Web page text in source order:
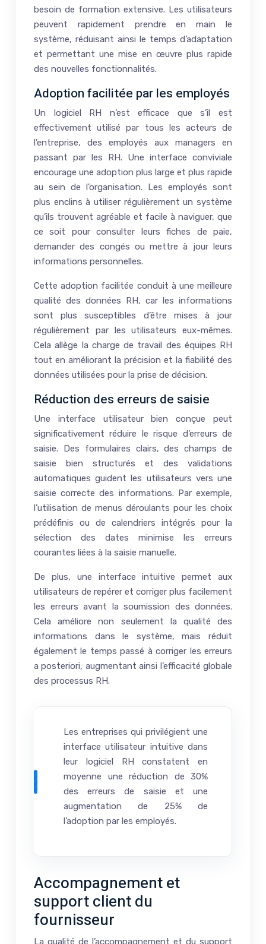
besoin de formation extensive. Les utilisateurs
peuvent rapidement prendre en main le
système, réduisant ainsi le temps d’adaptation
et permettant une mise en œuvre plus rapide
des nouvelles fonctionnalités.
Adoption facilitée par les employés
Un logiciel RH n’est efficace que s’il est
effectivement utilisé par tous les acteurs de
l’entreprise, des employés aux managers en
passant par les RH. Une interface conviviale
encourage une adoption plus large et plus rapide
au sein de l’organisation. Les employés sont
plus enclins à utiliser régulièrement un système
qu’ils trouvent agréable et facile à naviguer, que
ce soit pour consulter leurs fiches de paie,
demander des congés ou mettre à jour leurs
informations personnelles.
Cette adoption facilitée conduit à une meilleure
qualité des données RH, car les informations
sont plus susceptibles d’être mises à jour
régulièrement par les utilisateurs eux-mêmes.
Cela allège la charge de travail des équipes RH
tout en améliorant la précision et la fiabilité des
données utilisées pour la prise de décision.
Réduction des erreurs de saisie
Une interface utilisateur bien conçue peut
significativement réduire le risque d’erreurs de
saisie. Des formulaires clairs, des champs de
saisie bien structurés et des validations
automatiques guident les utilisateurs vers une
saisie correcte des informations. Par exemple,
l’utilisation de menus déroulants pour les choix
prédéfinis ou de calendriers intégrés pour la
sélection des dates minimise les erreurs
courantes liées à la saisie manuelle.
De plus, une interface intuitive permet aux
utilisateurs de repérer et corriger plus facilement
les erreurs avant la soumission des données.
Cela améliore non seulement la qualité des
informations dans le système, mais réduit
également le temps passé à corriger les erreurs
a posteriori, augmentant ainsi l’efficacité globale
des processus RH.
Les entreprises qui privilégient une
interface utilisateur intuitive dans
leur logiciel RH constatent en
moyenne une réduction de 30%
des erreurs de saisie et une
augmentation de 25% de
l’adoption par les employés.
Accompagnement et
support client du
fournisseur
La qualité de l’accompagnement et du support